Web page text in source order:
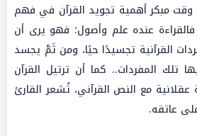
وقت مبكر أهمية تجويد القرآن في فهم
فالقراءة عنده علم وأصول؛ فهو يرى أن
القرآنية تجسيدًا حيًا، ومن ثَمَّ يجسد
تلك المفردات.. كما أن ترتيل القرآن
مع النص القرآني، تُشعر القارئ
عاتقه.